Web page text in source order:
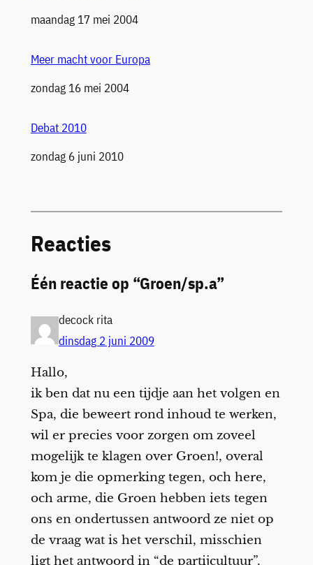
Datum
maandag 17 mei 2004
Meer macht voor Europa
Datum
zondag 16 mei 2004
Debat 2010
Datum
zondag 6 juni 2010
Reacties
Één reactie op “Groen/sp.a”
decock rita
dinsdag 2 juni 2009
Hallo,
ik ben dat nu een tijdje aan het volgen en
Spa, die beweert rond inhoud te werken,
wil er precies voor zorgen om zoveel
mogelijk te klagen over Groen!, overal
kom je die opmerking tegen, och here,
och arme, die Groen hebben iets tegen
ons en ondertussen antwoord ze niet op
de vraag wat is het verschil, misschien
ligt het antwoord in “de partijcultuur”.